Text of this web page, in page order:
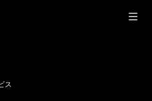
ス